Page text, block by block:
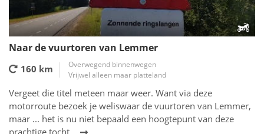
Naar de vuurtoren van Lemmer
160 km
Overwegend binnenwegen
Vrijwel alleen maar platteland
Vergeet die titel meteen maar weer. Want via deze
motorroute bezoek je weliswaar de vuurtoren van Lemmer,
maar ... het is nu niet bepaald een hoogtepunt van deze
prachtige tocht.